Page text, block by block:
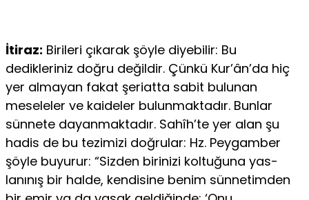
İtiraz: Birileri çıkarak şöyle diyebilir: Bu
dedikleriniz doğru değildir. Çünkü Kur’ân’da hiç
yer almayan fakat şeriatta sabit bu­lunan
meseleler ve kaideler bulunmaktadır. Bunlar
sünnete dayan­maktadır. Sahîh’te yer alan şu
hadis de bu tezimizi doğrular: Hz. Peygamber
şöyle buyurur: “Sizden birinizi koltuğuna yas-
lanınış bir halde, kendisine benim sünnetimden